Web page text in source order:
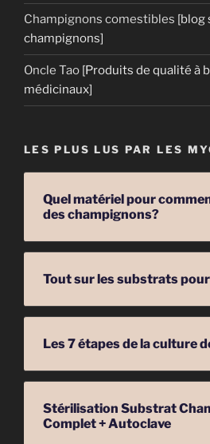
Champignons comestibles [blog
champignons]
Oncle Tao [Produits de qualité à
médicinaux]
LES PLUS LUS PAR LES
Quel matériel pour
des champignons?
Tout sur les substrats
Les 7 étapes de la culture
Stérilisation Substrat
Complet + Autoclave